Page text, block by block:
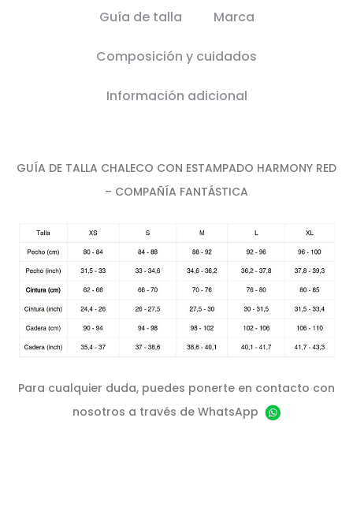
Guía de talla Marca
Composición y cuidados
Información adicional
GUÍA DE TALLA CHALECO CON ESTAMPADO HARMONY RED
– COMPAÑÍA FANTÁSTICA
Para cualquier duda, puedes ponerte en contacto con
nosotros a través de WhatsApp